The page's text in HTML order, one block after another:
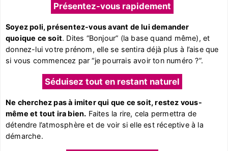
Présentez-vous rapidement
Soyez poli, présentez-vous avant de lui demander
quoique ce soit. Dites “Bonjour” (la base quand même), et
donnez-lui votre prénom, elle se sentira déjà plus à l’aise que
si vous commencez par “je pourrais avoir ton numéro ?”.
Séduisez tout en restant naturel
Ne cherchez pas à imiter qui que ce soit, restez vous-
même et tout ira bien. Faites la rire, cela permettra de
détendre l’atmosphère et de voir si elle est réceptive à la
démarche.